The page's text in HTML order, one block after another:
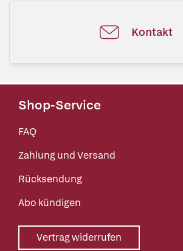
Kontakt
Shop-Service
FAQ
Zahlung und Versand
Rücksendung
Abo kündigen
Vertrag widerrufen